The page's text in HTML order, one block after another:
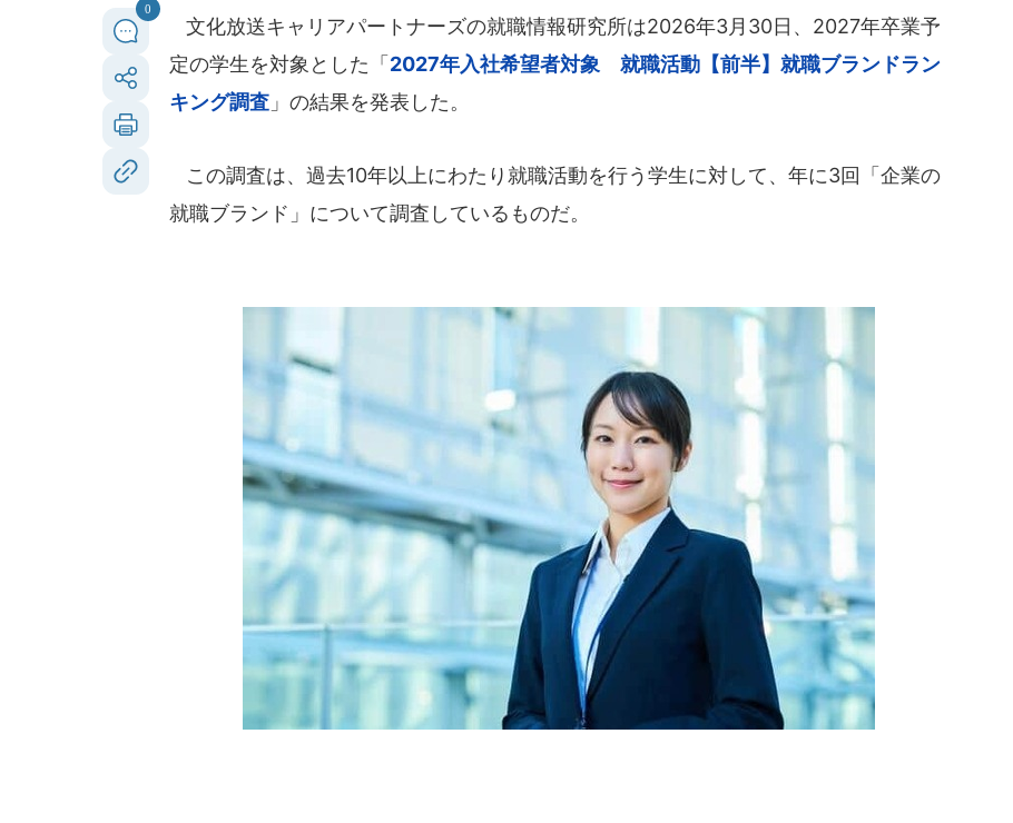
0
文化放送キャリアパートナーズの就職情報研究所は2026年3月30日、2027年卒業予
定の学生を対象とした「 2027年入社希望者対象 就職活動【前半】就職ブランドラン
キング調査 」の結果を発表した。
この調査は、過去10年以上にわたり就職活動を行う学生に対して、年に3回「企業の
就職ブランド」について調査しているものだ。